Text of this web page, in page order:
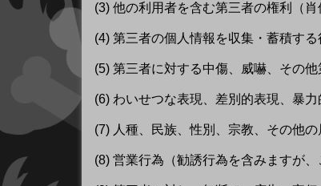
(3) 他の利用者を含む第三者の権利（
(4) 第三者の個人情報を収集・蓄積す
(5) 第三者に対する中傷、威嚇、その
(6) わいせつな表現、差別的表現、暴
(7) 人種、民族、性別、宗教、その他
(8) 営業行為（勧誘行為を含みますが